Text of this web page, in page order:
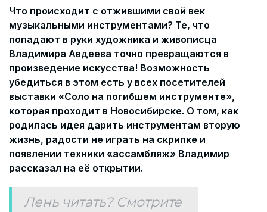
Что происходит с отжившими свой век
музыкальными инструментами? Те, что
попадают в руки художника и живописца
Владимира Авдеева точно превращаются в
произведение искусства! Возможность
убедиться в этом есть у всех посетителей
выставки «Соло на погибшем инструменте»,
которая проходит в Новосибирске. О том, как
родилась идея дарить инструментам вторую
жизнь, радости не играть на скрипке и
появлении техники «ассамбляж» Владимир
рассказал на её открытии.
Лень читать? Смотрите